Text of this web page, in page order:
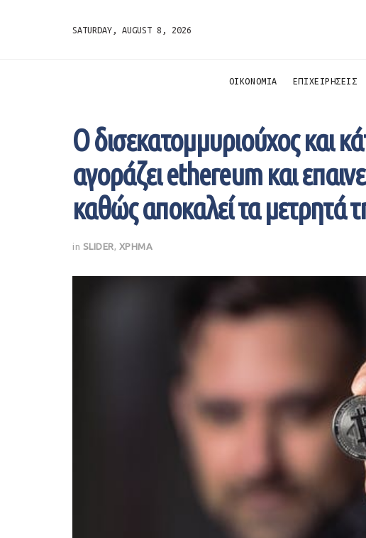
SATURDAY, AUGUST 8, 2026
ΟΙΚΟΝΟΜΙΑ ΕΠΙΧΕΙΡΗΣΕΙΣ
Ο δισεκατομμυριούχος και
αγοράζει ethereum και
καθώς αποκαλεί τα μετρητά
in SLIDER ΧΡΗΜΑ